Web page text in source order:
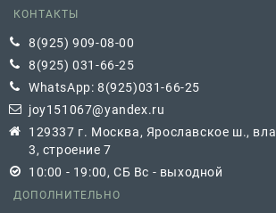
КОНТАКТЫ
8(925) 909-08-00
8(925) 031-66-25
WhatsApp: 8(925)031-66-25
joy151067@yandex.ru
129337 г. Москва, Ярославское ш.,
3, строение 7
10:00 - 19:00, СБ Вс - выходной
ДОПОЛНИТЕЛЬНО